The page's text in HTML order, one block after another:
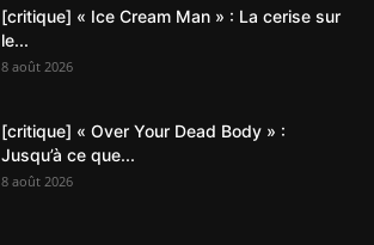
[critique] « Ice Cream Man » : La cerise sur
le...
8 août 2026
[critique] « Over Your Dead Body » :
Jusqu’à ce que...
8 août 2026